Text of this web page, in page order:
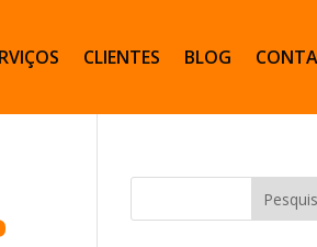
CLIENTES BLOG